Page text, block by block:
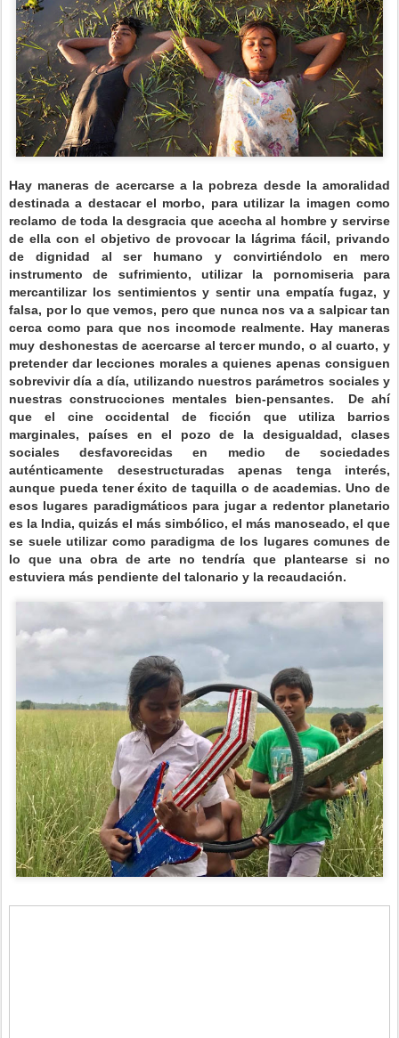
Hay maneras de acercarse a la pobreza desde la amoralidad
destinada a destacar el morbo, para utilizar la imagen como
reclamo de toda la desgracia que acecha al hombre y servirse
de ella con el objetivo de provocar la lágrima fácil, privando
de dignidad al ser humano y convirtiéndolo en mero
instrumento de sufrimiento, utilizar la pornomiseria para
mercantilizar los sentimientos y sentir una empatía fugaz, y
falsa, por lo que vemos, pero que nunca nos va a salpicar tan
cerca como para que nos incomode realmente. Hay maneras
muy deshonestas de acercarse al tercer mundo, o al cuarto, y
pretender dar lecciones morales a quienes apenas consiguen
sobrevivir día a día, utilizando nuestros parámetros sociales y
nuestras construcciones mentales bien-pensantes.
De ahí
que el cine occidental de ficción que utiliza barrios
marginales, países en el pozo de la desigualdad, clases
sociales desfavorecidas en medio de sociedades
auténticamente desestructuradas apenas tenga interés,
aunque pueda tener éxito de taquilla o de academias. Uno de
esos lugares paradigmáticos para jugar a redentor planetario
es la India, quizás el más simbólico, el más manoseado, el que
se suele utilizar como paradigma de los lugares comunes de
lo que una obra de arte no tendría que plantearse si no
estuviera más pendiente del talonario y la recaudación.